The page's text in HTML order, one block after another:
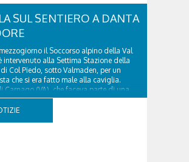
SUL SENTIERO A DANTA
il Soccorso alpino della Val
intervenuto alla Settima Stazione della
Col Piedo, sotto Valmaden, per un
che si era fatto male alla caviglia.
Carnago (VA), che faceva parte di una
riportato un trauma...